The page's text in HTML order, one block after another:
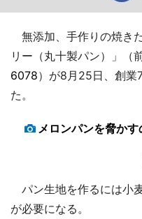
無添加、手作りの焼き
リー（丸十製パン）」（
6078）が8月25日、創業
た。
メロンパンを脅か
パン生地を作るには小
が必要になる。